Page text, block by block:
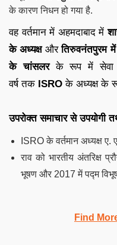
के कारण निधन हो गया है.
वह वर्तमान में अहमदाबाद में
के अध्यक्षऔरतिरुवनंतपुरम में
के चांसलरके रूप में सेवा
वर्ष तक ISRO के अध्यक्ष के
उपरोक्त समाचार से उपयोगी
ISRO के वर्तमान अध्यक्ष
राव को भारतीय अंतरिक्ष
भूषण और 2017 में पद्म
Find